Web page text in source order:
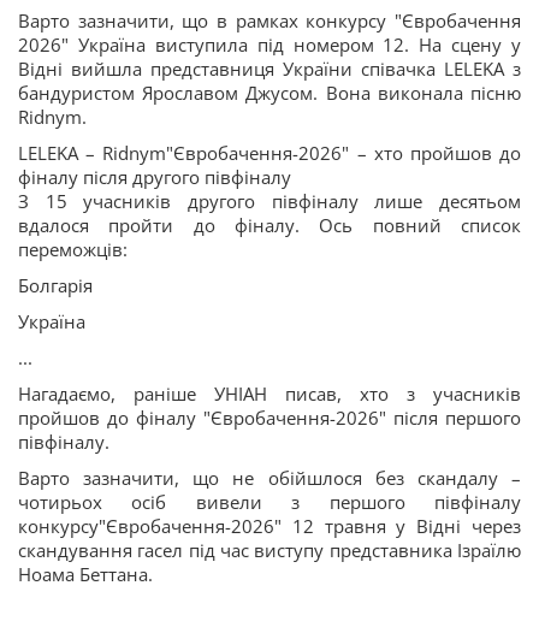
Варто зазначити, що в рамках конкурсу "Євробачення
2026" Україна виступила під номером 12. На сцену у
Відні вийшла представниця України співачка LELEKA з
бандуристом Ярославом Джусом. Вона виконала пісню
Ridnym.
LELEKA – Ridnym"Євробачення-2026" – хто пройшов до
фіналу після другого півфіналу
З 15 учасників другого півфіналу лише десятьом
вдалося пройти до фіналу. Ось повний список
переможців:
Болгарія
Україна
...
Нагадаємо, раніше УНІАН писав, хто з учасників
пройшов до фіналу "Євробачення-2026" після першого
півфіналу.
Варто зазначити, що не обійшлося без скандалу –
чотирьох осіб вивели з першого півфіналу
конкурсу"Євробачення-2026" 12 травня у Відні через
скандування гасел під час виступу представника Ізраїлю
Ноама Беттана.